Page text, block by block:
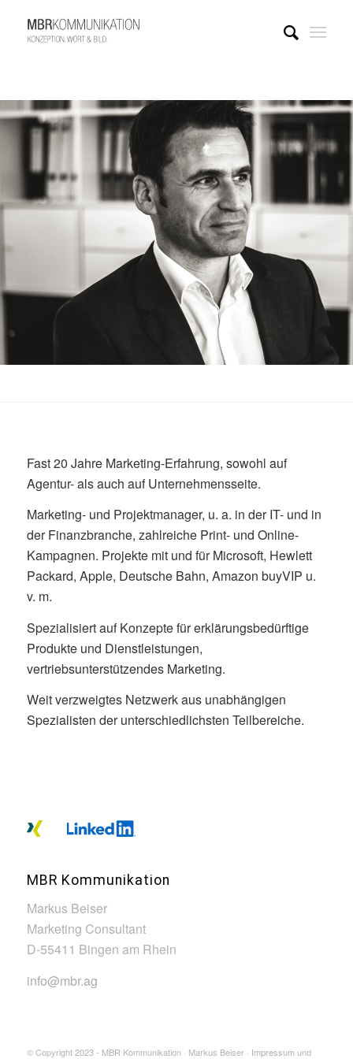
Fast 20 Jahre Marketing-Erfahrung, sowohl auf
Agentur- als auch auf Unternehmensseite.
Marketing- und Projektmanager, u. a. in der IT- und in
der Finanzbranche, zahlreiche Print- und Online-
Kampagnen. Projekte mit und für Microsoft, Hewlett
Packard, Apple, Deutsche Bahn, Amazon buyVIP u.
v. m.
Spezialisiert auf Konzepte für erklärungsbedürftige
Produkte und Dienstleistungen,
vertriebsunterstützendes Marketing.
Weit verzweigtes Netzwerk aus unabhängigen
Spezialisten der unterschiedlichsten Teilbereiche.
MBR Kommunikation
Markus Beiser
Marketing Consultant
D-55411 Bingen am Rhein
info@mbr.ag
© Copyright 2023 - MBR Kommunikation · Markus Beiser · Impressumund